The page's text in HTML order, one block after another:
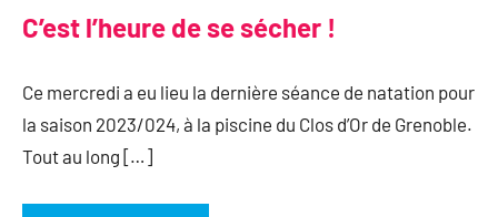
C’est l’heure de se sécher !
Ce mercredi a eu lieu la dernière séance de natation pour
la saison 2023/024, à la piscine du Clos d’Or de Grenoble.
Tout au long […]